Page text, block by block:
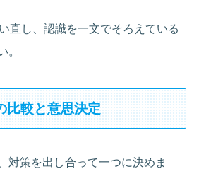
直し、認識を一文でそろえている
。
比較と意思決定
対策を出し合って一つに決めま